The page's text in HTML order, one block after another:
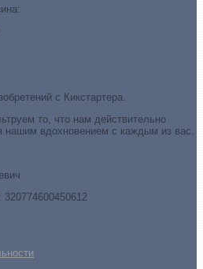
с Кикстартера.
то, что нам действительно
нашим вдохновением с каждым из вас.